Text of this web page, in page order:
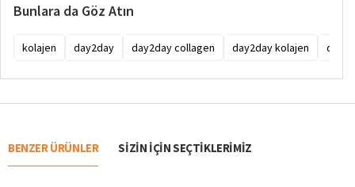
Bunlara da Göz Atın
kolajen day2day day2day collagen day2day kolajen
BENZER ÜRÜNLER SIZIN IÇIN SEÇTIKLERIMIZ